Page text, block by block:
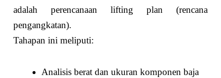
adalah perencanaan lifting plan (rencana
pengangkatan).
Tahapan ini meliputi:
Analisis berat dan ukuran komponen baja